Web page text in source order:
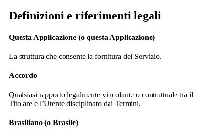
Definizioni e riferimenti legali
Questa Applicazione (o questa Applicazione)
La struttura che consente la fornitura del Servizio.
Accordo
Qualsiasi rapporto legalmente vincolante o contrattuale tra il
Titolare e l’Utente disciplinato dai Termini.
Brasiliano (o Brasile)